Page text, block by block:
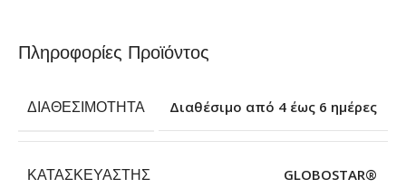
Πληροφορίες Προϊόντος
ΔΙΑΘΕΣΙΜΌΤΗΤΑ Διαθέσιμο από 4 έως 6 ημέρες
ΚΑΤΑΣΚΕΥΑΣΤΉΣ GLOBOSTAR®